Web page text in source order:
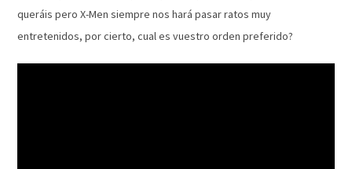
queráis pero X-Men siempre nos hará pasar ratos muy
entretenidos, por cierto, cual es vuestro orden preferido?